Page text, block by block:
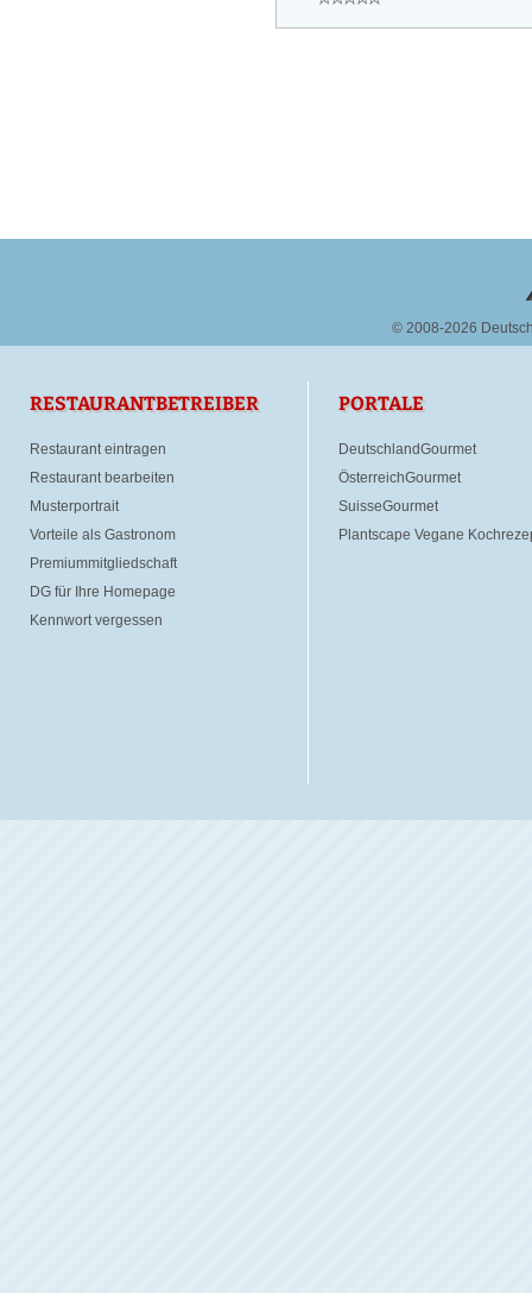
© 2008-2026
RESTAURANTBETREIBER
Restaurant eintragen
Restaurant bearbeiten
Musterportrait
Vorteile als Gastronom
Premiummitgliedschaft
DG für Ihre Homepage
Kennwort vergessen
PORTALE
DeutschlandGourmet
ÖsterreichGourmet
SuisseGourmet
Plantscape Vegane